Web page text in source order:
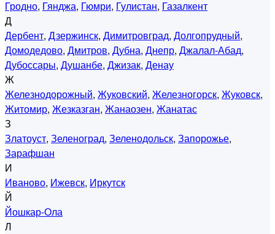
Гродно, Гянджа, Гюмри, Гулистан, Газалкент
Д
Дербент, Дзержинск, Димитровград, Долгопрудный,
Домодедово, Дмитров, Дубна, Днепр, Джалал-Абад,
Дубоссары, Душанбе, Джизак, Денау
Ж
Железнодорожный, Жуковский, Железногорск, Жуковск,
Житомир, Жезказган, Жанаозен, Жанатас
З
Златоуст, Зеленоград, Зеленодольск, Запорожье,
Зарафшан
И
Иваново, Ижевск, Иркутск
Й
Йошкар-Ола
Л